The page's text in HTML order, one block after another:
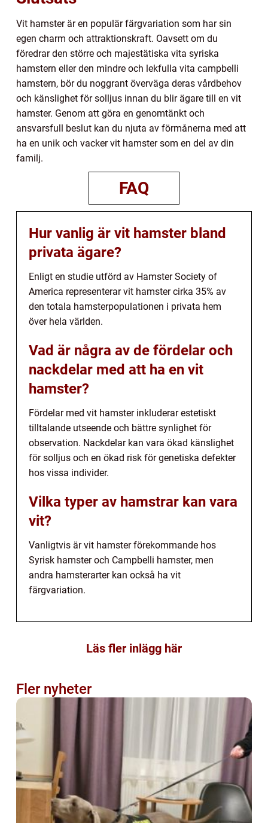
Vit hamster är en populär färgvariation som har sin
egen charm och attraktionskraft. Oavsett om du
föredrar den större och majestätiska vita syriska
hamstern eller den mindre och lekfulla vita campbelli
hamstern, bör du noggrant överväga deras vårdbehov
och känslighet för solljus innan du blir ägare till en vit
hamster. Genom att göra en genomtänkt och
ansvarsfull beslut kan du njuta av förmånerna med att
ha en unik och vacker vit hamster som en del av din
familj.
FAQ
Hur vanlig är vit hamster bland
privata ägare?
Enligt en studie utförd av Hamster Society of
America representerar vit hamster cirka 35% av
den totala hamsterpopulationen i privata hem
över hela världen.
Vad är några av de fördelar och
nackdelar med att ha en vit
hamster?
Fördelar med vit hamster inkluderar estetiskt
tilltalande utseende och bättre synlighet för
observation. Nackdelar kan vara ökad känslighet
för solljus och en ökad risk för genetiska defekter
hos vissa individer.
Vilka typer av hamstrar kan vara
vit?
Vanligtvis är vit hamster förekommande hos
Syrisk hamster och Campbelli hamster, men
andra hamsterarter kan också ha vit
färgvariation.
Läs fler inlägg här
Fler nyheter